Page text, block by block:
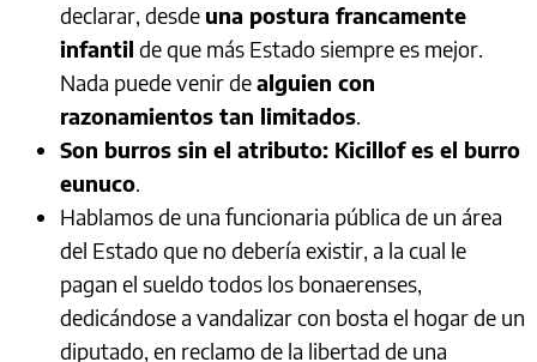
declarar, desde una postura francamente
infantil de que más Estado siempre es mejor.
Nada puede venir dealguien con
razonamientos tan limitados.
Son burros sin el atributo: Kicillof es el burro
eunuco.
Hablamos de una funcionaria pública de un área
del Estado que no debería existir, a la cual le
pagan el sueldo todos los bonaerenses,
dedicándose a vandalizar con bosta el hogar de un
diputado, en reclamo de la libertad de una